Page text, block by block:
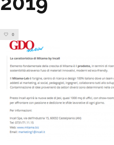
0